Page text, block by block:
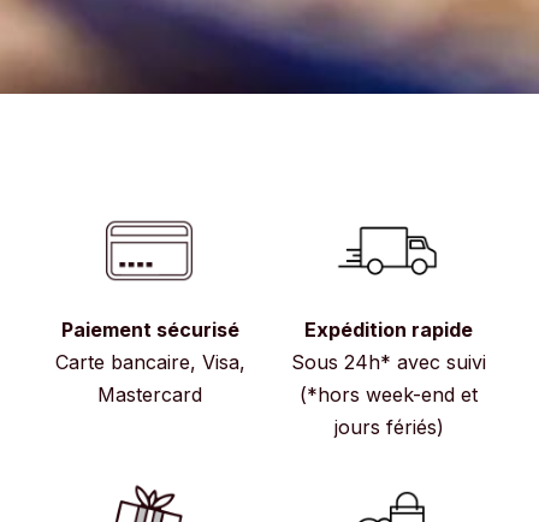
Paiement sécurisé
Carte bancaire, Visa,
Mastercard
Expédition rapide
Sous 24h* avec suivi
(*hors week-end et
jours fériés)